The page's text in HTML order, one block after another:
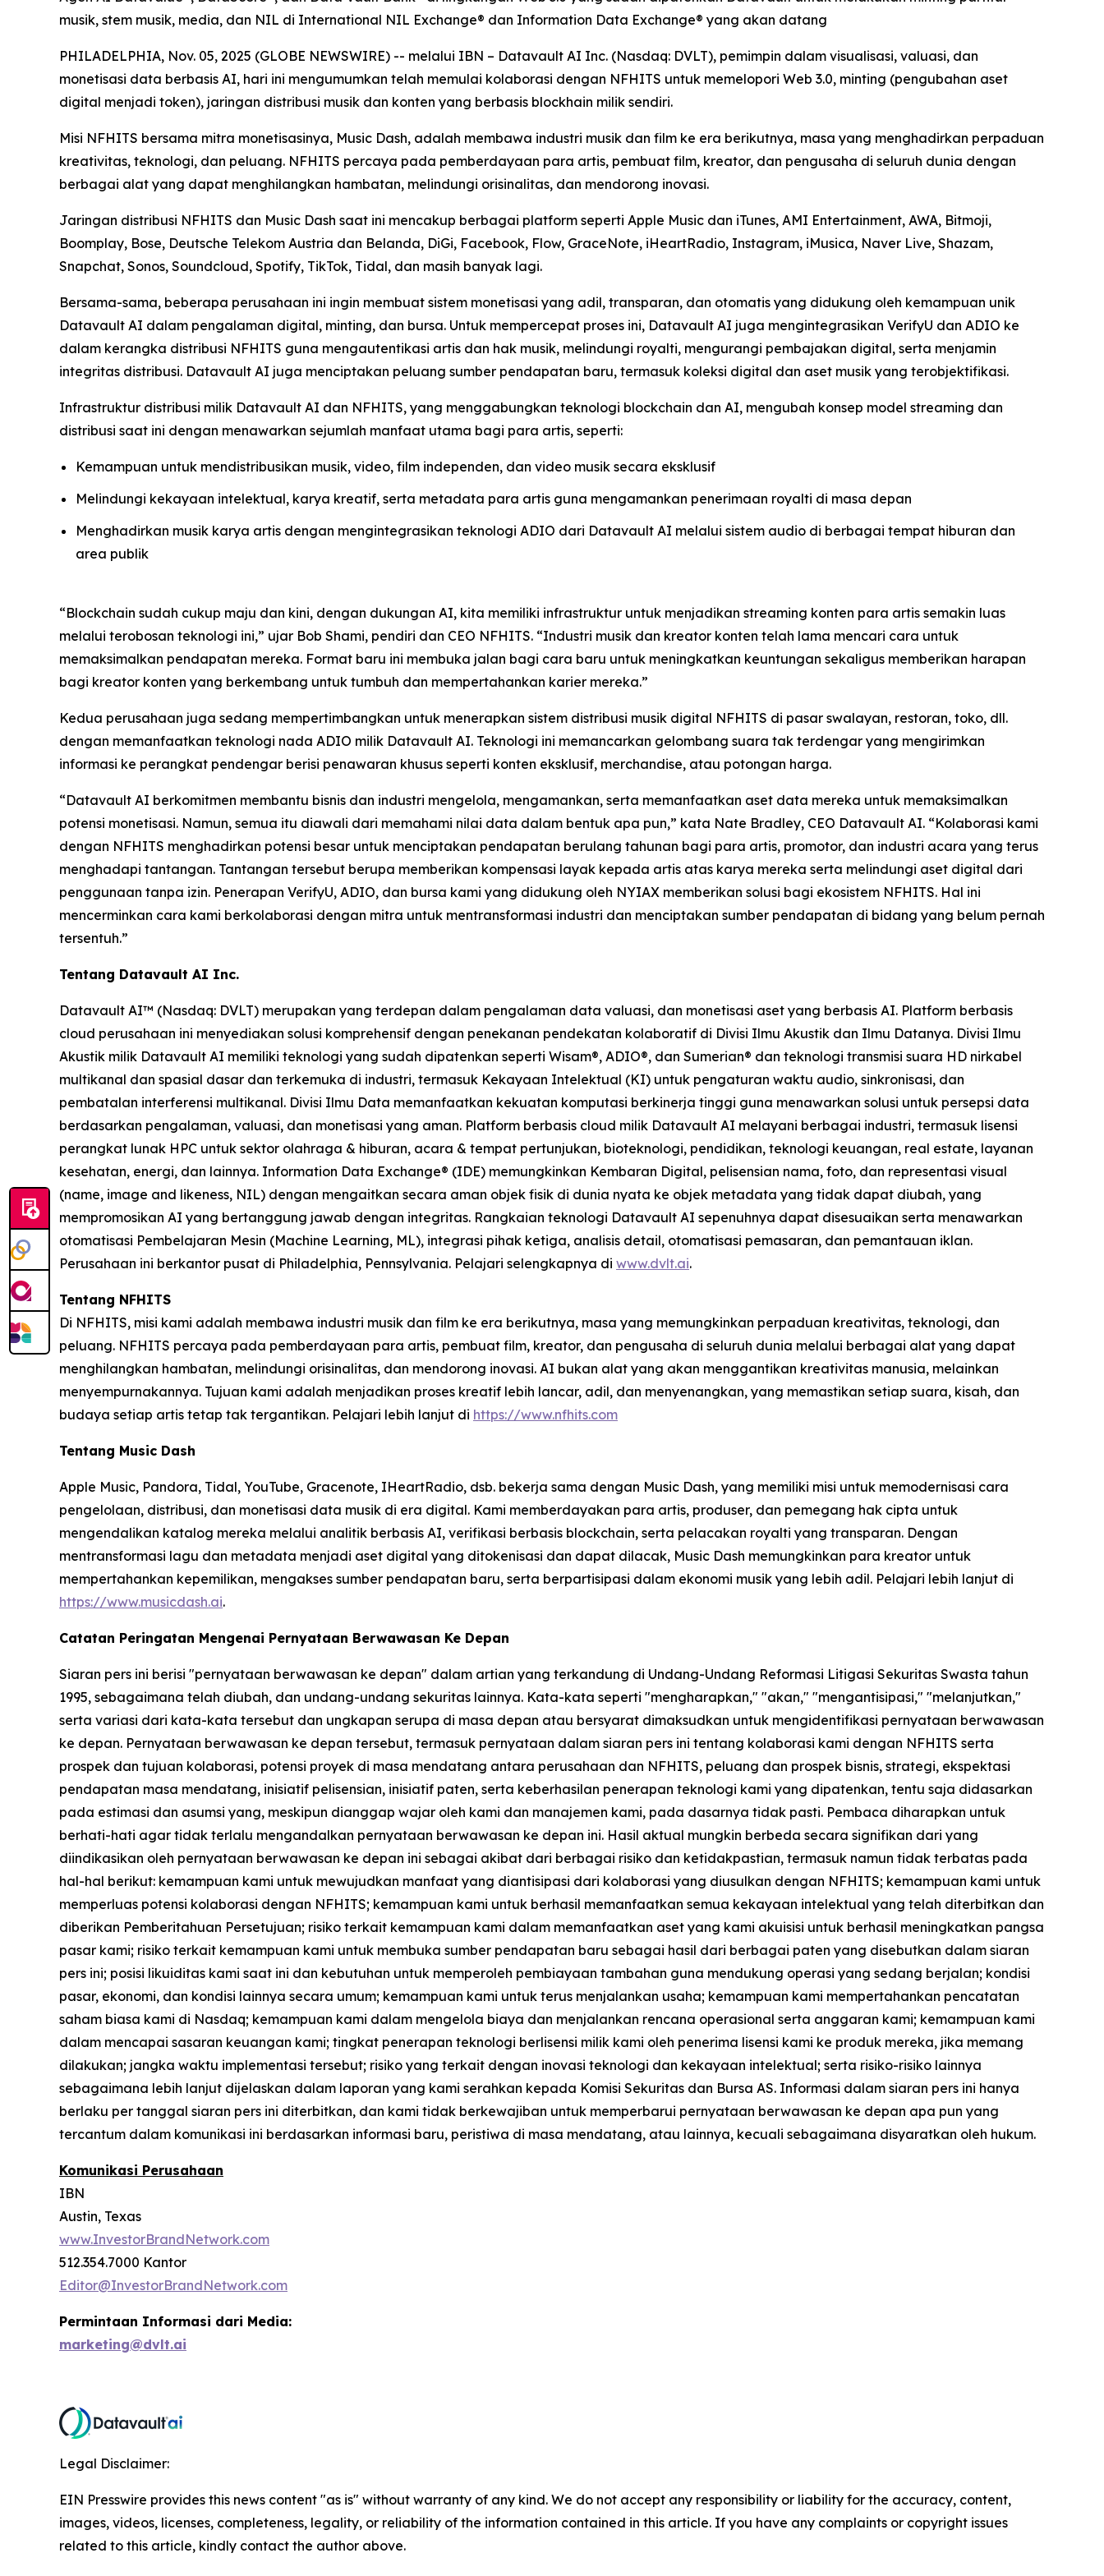
musik, stem musik, media, dan NIL di International NIL Exchange® dan Information Data Exchange® yang akan datang
PHILADELPHIA, Nov. 05, 2025 (GLOBE NEWSWIRE) -- melalui IBN – Datavault AI Inc. (Nasdaq: DVLT), pemimpin dalam visualisasi, valuasi, dan
monetisasi data berbasis AI, hari ini mengumumkan telah memulai kolaborasi dengan NFHITS untuk memelopori Web 3.0, minting (pengubahan aset
digital menjadi token), jaringan distribusi musik dan konten yang berbasis blockhain milik sendiri.
Misi NFHITS bersama mitra monetisasinya, Music Dash, adalah membawa industri musik dan film ke era berikutnya, masa yang menghadirkan perpaduan
kreativitas, teknologi, dan peluang. NFHITS percaya pada pemberdayaan para artis, pembuat film, kreator, dan pengusaha di seluruh dunia dengan
berbagai alat yang dapat menghilangkan hambatan, melindungi orisinalitas, dan mendorong inovasi.
Jaringan distribusi NFHITS dan Music Dash saat ini mencakup berbagai platform seperti Apple Music dan iTunes, AMI Entertainment, AWA, Bitmoji,
Boomplay, Bose, Deutsche Telekom Austria dan Belanda, DiGi, Facebook, Flow, GraceNote, iHeartRadio, Instagram, iMusica, Naver Live, Shazam,
Snapchat, Sonos, Soundcloud, Spotify, TikTok, Tidal, dan masih banyak lagi.
Bersama-sama, beberapa perusahaan ini ingin membuat sistem monetisasi yang adil, transparan, dan otomatis yang didukung oleh kemampuan unik
Datavault AI dalam pengalaman digital, minting, dan bursa. Untuk mempercepat proses ini, Datavault AI juga mengintegrasikan VerifyU dan ADIO ke
dalam kerangka distribusi NFHITS guna mengautentikasi artis dan hak musik, melindungi royalti, mengurangi pembajakan digital, serta menjamin
integritas distribusi. Datavault AI juga menciptakan peluang sumber pendapatan baru, termasuk koleksi digital dan aset musik yang terobjektifikasi.
Infrastruktur distribusi milik Datavault AI dan NFHITS, yang menggabungkan teknologi blockchain dan AI, mengubah konsep model streaming dan
distribusi saat ini dengan menawarkan sejumlah manfaat utama bagi para artis, seperti:
Kemampuan untuk mendistribusikan musik, video, film independen, dan video musik secara eksklusif
Melindungi kekayaan intelektual, karya kreatif, serta metadata para artis guna mengamankan penerimaan royalti di masa depan
Menghadirkan musik karya artis dengan mengintegrasikan teknologi ADIO dari Datavault AI melalui sistem audio di berbagai tempat hiburan dan
area publik
“Blockchain sudah cukup maju dan kini, dengan dukungan AI, kita memiliki infrastruktur untuk menjadikan streaming konten para artis semakin luas
melalui terobosan teknologi ini,” ujar Bob Shami, pendiri dan CEO NFHITS. “Industri musik dan kreator konten telah lama mencari cara untuk
memaksimalkan pendapatan mereka. Format baru ini membuka jalan bagi cara baru untuk meningkatkan keuntungan sekaligus memberikan harapan
bagi kreator konten yang berkembang untuk tumbuh dan mempertahankan karier mereka.”
Kedua perusahaan juga sedang mempertimbangkan untuk menerapkan sistem distribusi musik digital NFHITS di pasar swalayan, restoran, toko, dll.
dengan memanfaatkan teknologi nada ADIO milik Datavault AI. Teknologi ini memancarkan gelombang suara tak terdengar yang mengirimkan
informasi ke perangkat pendengar berisi penawaran khusus seperti konten eksklusif, merchandise, atau potongan harga.
“Datavault AI berkomitmen membantu bisnis dan industri mengelola, mengamankan, serta memanfaatkan aset data mereka untuk memaksimalkan
potensi monetisasi. Namun, semua itu diawali dari memahami nilai data dalam bentuk apa pun,” kata Nate Bradley, CEO Datavault AI. “Kolaborasi kami
dengan NFHITS menghadirkan potensi besar untuk menciptakan pendapatan berulang tahunan bagi para artis, promotor, dan industri acara yang terus
menghadapi tantangan. Tantangan tersebut berupa memberikan kompensasi layak kepada artis atas karya mereka serta melindungi aset digital dari
penggunaan tanpa izin. Penerapan VerifyU, ADIO, dan bursa kami yang didukung oleh NYIAX memberikan solusi bagi ekosistem NFHITS. Hal ini
mencerminkan cara kami berkolaborasi dengan mitra untuk mentransformasi industri dan menciptakan sumber pendapatan di bidang yang belum pernah
tersentuh.”
Tentang Datavault AI Inc.
Datavault AI™ (Nasdaq: DVLT) merupakan yang terdepan dalam pengalaman data valuasi, dan monetisasi aset yang berbasis AI. Platform berbasis
cloud perusahaan ini menyediakan solusi komprehensif dengan penekanan pendekatan kolaboratif di Divisi Ilmu Akustik dan Ilmu Datanya. Divisi Ilmu
Akustik milik Datavault AI memiliki teknologi yang sudah dipatenkan seperti Wisam®, ADIO®, dan Sumerian® dan teknologi transmisi suara HD nirkabel
multikanal dan spasial dasar dan terkemuka di industri, termasuk Kekayaan Intelektual (KI) untuk pengaturan waktu audio, sinkronisasi, dan
pembatalan interferensi multikanal. Divisi Ilmu Data memanfaatkan kekuatan komputasi berkinerja tinggi guna menawarkan solusi untuk persepsi data
berdasarkan pengalaman, valuasi, dan monetisasi yang aman. Platform berbasis cloud milik Datavault AI melayani berbagai industri, termasuk lisensi
perangkat lunak HPC untuk sektor olahraga & hiburan, acara & tempat pertunjukan, bioteknologi, pendidikan, teknologi keuangan, real estate, layanan
kesehatan, energi, dan lainnya. Information Data Exchange® (IDE) memungkinkan Kembaran Digital, pelisensian nama, foto, dan representasi visual
(name, image and likeness, NIL) dengan mengaitkan secara aman objek fisik di dunia nyata ke objek metadata yang tidak dapat diubah, yang
mempromosikan AI yang bertanggung jawab dengan integritas. Rangkaian teknologi Datavault AI sepenuhnya dapat disesuaikan serta menawarkan
otomatisasi Pembelajaran Mesin (Machine Learning, ML), integrasi pihak ketiga, analisis detail, otomatisasi pemasaran, dan pemantauan iklan.
Perusahaan ini berkantor pusat di Philadelphia, Pennsylvania. Pelajari selengkapnya di www.dvlt.ai.
Tentang NFHITS
Di NFHITS, misi kami adalah membawa industri musik dan film ke era berikutnya, masa yang memungkinkan perpaduan kreativitas, teknologi, dan
peluang. NFHITS percaya pada pemberdayaan para artis, pembuat film, kreator, dan pengusaha di seluruh dunia melalui berbagai alat yang dapat
menghilangkan hambatan, melindungi orisinalitas, dan mendorong inovasi. AI bukan alat yang akan menggantikan kreativitas manusia, melainkan
menyempurnakannya. Tujuan kami adalah menjadikan proses kreatif lebih lancar, adil, dan menyenangkan, yang memastikan setiap suara, kisah, dan
budaya setiap artis tetap tak tergantikan. Pelajari lebih lanjut di https://www.nfhits.com
Tentang Music Dash
Apple Music, Pandora, Tidal, YouTube, Gracenote, IHeartRadio, dsb. bekerja sama dengan Music Dash, yang memiliki misi untuk memodernisasi cara
pengelolaan, distribusi, dan monetisasi data musik di era digital. Kami memberdayakan para artis, produser, dan pemegang hak cipta untuk
mengendalikan katalog mereka melalui analitik berbasis AI, verifikasi berbasis blockchain, serta pelacakan royalti yang transparan. Dengan
mentransformasi lagu dan metadata menjadi aset digital yang ditokenisasi dan dapat dilacak, Music Dash memungkinkan para kreator untuk
mempertahankan kepemilikan, mengakses sumber pendapatan baru, serta berpartisipasi dalam ekonomi musik yang lebih adil. Pelajari lebih lanjut di
https://www.musicdash.ai.
Catatan Peringatan Mengenai Pernyataan Berwawasan Ke Depan
Siaran pers ini berisi "pernyataan berwawasan ke depan" dalam artian yang terkandung di Undang-Undang Reformasi Litigasi Sekuritas Swasta tahun
1995, sebagaimana telah diubah, dan undang-undang sekuritas lainnya. Kata-kata seperti "mengharapkan," "akan," "mengantisipasi," "melanjutkan,"
serta variasi dari kata-kata tersebut dan ungkapan serupa di masa depan atau bersyarat dimaksudkan untuk mengidentifikasi pernyataan berwawasan
ke depan. Pernyataan berwawasan ke depan tersebut, termasuk pernyataan dalam siaran pers ini tentang kolaborasi kami dengan NFHITS serta
prospek dan tujuan kolaborasi, potensi proyek di masa mendatang antara perusahaan dan NFHITS, peluang dan prospek bisnis, strategi, ekspektasi
pendapatan masa mendatang, inisiatif pelisensian, inisiatif paten, serta keberhasilan penerapan teknologi kami yang dipatenkan, tentu saja didasarkan
pada estimasi dan asumsi yang, meskipun dianggap wajar oleh kami dan manajemen kami, pada dasarnya tidak pasti. Pembaca diharapkan untuk
berhati-hati agar tidak terlalu mengandalkan pernyataan berwawasan ke depan ini. Hasil aktual mungkin berbeda secara signifikan dari yang
diindikasikan oleh pernyataan berwawasan ke depan ini sebagai akibat dari berbagai risiko dan ketidakpastian, termasuk namun tidak terbatas pada
hal-hal berikut: kemampuan kami untuk mewujudkan manfaat yang diantisipasi dari kolaborasi yang diusulkan dengan NFHITS; kemampuan kami untuk
memperluas potensi kolaborasi dengan NFHITS; kemampuan kami untuk berhasil memanfaatkan semua kekayaan intelektual yang telah diterbitkan dan
diberikan Pemberitahuan Persetujuan; risiko terkait kemampuan kami dalam memanfaatkan aset yang kami akuisisi untuk berhasil meningkatkan pangsa
pasar kami; risiko terkait kemampuan kami untuk membuka sumber pendapatan baru sebagai hasil dari berbagai paten yang disebutkan dalam siaran
pers ini; posisi likuiditas kami saat ini dan kebutuhan untuk memperoleh pembiayaan tambahan guna mendukung operasi yang sedang berjalan; kondisi
pasar, ekonomi, dan kondisi lainnya secara umum; kemampuan kami untuk terus menjalankan usaha; kemampuan kami mempertahankan pencatatan
saham biasa kami di Nasdaq; kemampuan kami dalam mengelola biaya dan menjalankan rencana operasional serta anggaran kami; kemampuan kami
dalam mencapai sasaran keuangan kami; tingkat penerapan teknologi berlisensi milik kami oleh penerima lisensi kami ke produk mereka, jika memang
dilakukan; jangka waktu implementasi tersebut; risiko yang terkait dengan inovasi teknologi dan kekayaan intelektual; serta risiko-risiko lainnya
sebagaimana lebih lanjut dijelaskan dalam laporan yang kami serahkan kepada Komisi Sekuritas dan Bursa AS. Informasi dalam siaran pers ini hanya
berlaku per tanggal siaran pers ini diterbitkan, dan kami tidak berkewajiban untuk memperbarui pernyataan berwawasan ke depan apa pun yang
tercantum dalam komunikasi ini berdasarkan informasi baru, peristiwa di masa mendatang, atau lainnya, kecuali sebagaimana disyaratkan oleh hukum.
Komunikasi Perusahaan
IBN
Austin, Texas
www.InvestorBrandNetwork.com
512.354.7000 Kantor
Editor@InvestorBrandNetwork.com
Permintaan Informasi dari Media:
marketing@dvlt.ai
Legal Disclaimer:
EIN Presswire provides this news content "as is" without warranty of any kind. We do not accept any responsibility or liability for the accuracy, content,
images, videos, licenses, completeness, legality, or reliability of the information contained in this article. If you have any complaints or copyright issues
related to this article, kindly contact the author above.